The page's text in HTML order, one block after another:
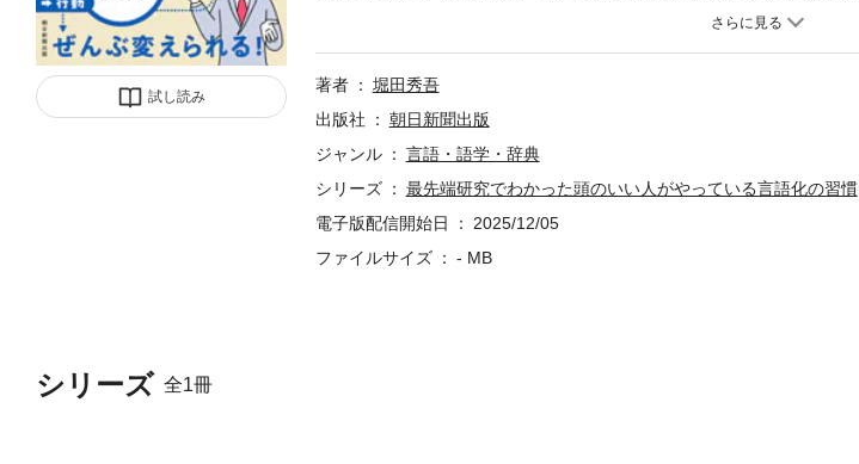
試し読み
シリーズ 全1冊
著者
堀田秀吾
出版社
朝日新聞出版
ジャンル
言語・語学・辞典
シリーズ
最先端研究でわかった頭のいい人がやっている言語化の習慣
電子版配信開始日
2025/12/05
ファイルサイズ
- MB